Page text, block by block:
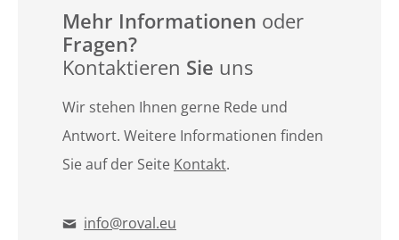
Mehr Informationen oder
Fragen?
Kontaktieren Sie uns
Wir stehen Ihnen gerne Rede und
Antwort. Weitere Informationen finden
Sie auf der Seite Kontakt.
info@roval.eu